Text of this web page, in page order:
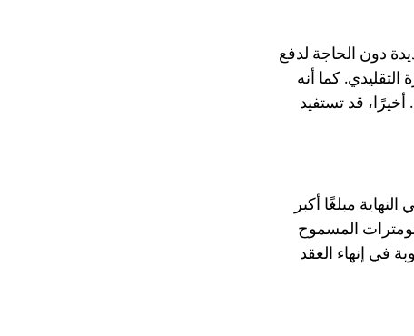
دون الحاجة لدفع
كما أنه
قد تستفيد
مبلغًا أكبر
المسموح
في إنهاء العقد